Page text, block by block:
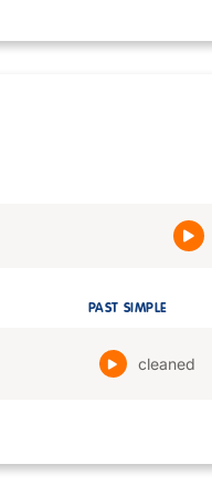
PAST SIMPLE
cleaned